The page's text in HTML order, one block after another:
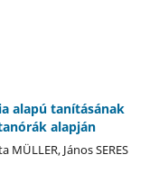
alapú tanításának
alapján
MÜLLER, János SERES